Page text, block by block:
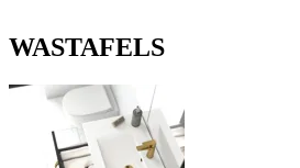
WASTAFELS